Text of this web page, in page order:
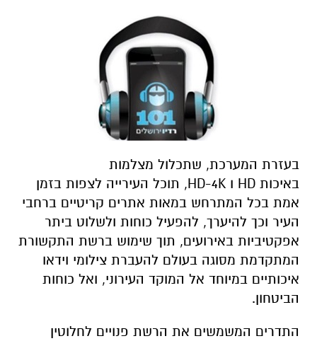
בעזרת המערכת, שתכלול מצלמות
באיכות HD ו HD-4K, תוכל העירייה לצפות בזמן
אמת בכל המתרחש במאות אתרים קריטיים ברחבי
העיר וכך להיערך, להפעיל כוחות ולשלוט ביתר
אפקטיביות באירועים, תוך שימוש ברשת התקשורת
המתקדמת מסוגה בעולם להעברת צילומי וידאו
איכותיים במיוחד אל המוקד העירוני, ואל כוחות
הביטחון.
התדרים המשמשים את הרשת פנויים לחלוטין